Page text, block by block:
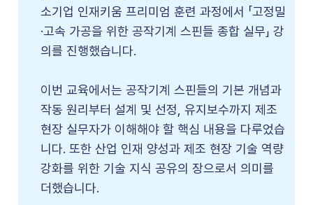
소기업 인재키움 프리미엄 훈련 과정에서 「고정밀
·고속 가공을 위한 공작기계 스핀들 종합 실무」 강
의를 진행했습니다.
이번 교육에서는 공작기계 스핀들의 기본 개념과
작동 원리부터 설계 및 선정, 유지보수까지 제조
현장 실무자가 이해해야 할 핵심 내용을 다루었습
니다. 또한 산업 인재 양성과 제조 현장 기술 역량
강화를 위한 기술 지식 공유의 장으로서 의미를
더했습니다.